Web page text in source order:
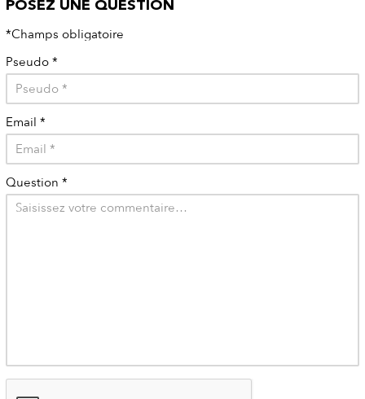
POSEZ UNE QUESTION
*Champs obligatoire
Pseudo *
Email *
Question *